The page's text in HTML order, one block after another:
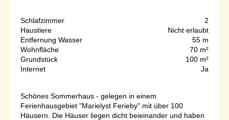
Schlafzimmer
2
Haustiere
Nicht erlaubt
Entfernung Wasser
55 m
Wohnfläche
70 m²
Grundstück
100 m²
Internet
Ja
Schönes Sommerhaus - gelegen in einem
Ferienhausgebiet "Marielyst Ferieby" mit über 100
Häusern. Die Häuser liegen dicht beieinander und haben